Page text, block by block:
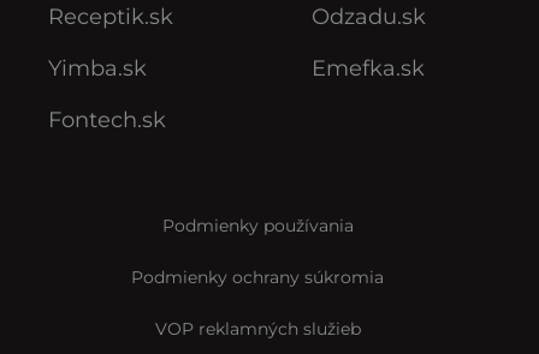
Receptik.sk
Yimba.sk
Fontech.sk
Odzadu.sk
Emefka.sk
Podmienky používania
Podmienky ochrany súkromia
VOP reklamných služieb